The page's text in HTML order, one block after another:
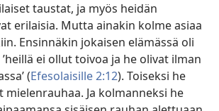
taustat, ja myös heidän
erilaisia. Mutta ainakin kolme asiaa
Ensinnäkin jokaisen elämässä oli
ei ollut toivoa ja he olivat ilman
(Efesolaisille 2:12). Toiseksi he
mielenrauhaa. Ja kolmanneksi he